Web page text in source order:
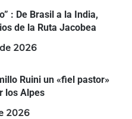
: De Brasil a la India,
de la Ruta Jacobea
2026
Ruini un «fiel pastor»
los Alpes
2026